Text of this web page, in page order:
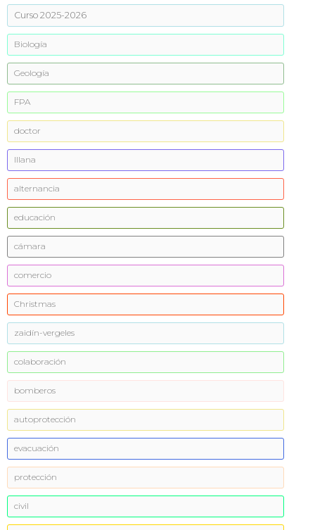
Curso 2025-2026
Biología
Geología
FPA
doctor
Illana
alternancia
educación
cámara
comercio
Christmas
zaidín-vergeles
colaboración
bomberos
autoprotección
evacuación
protección
civil